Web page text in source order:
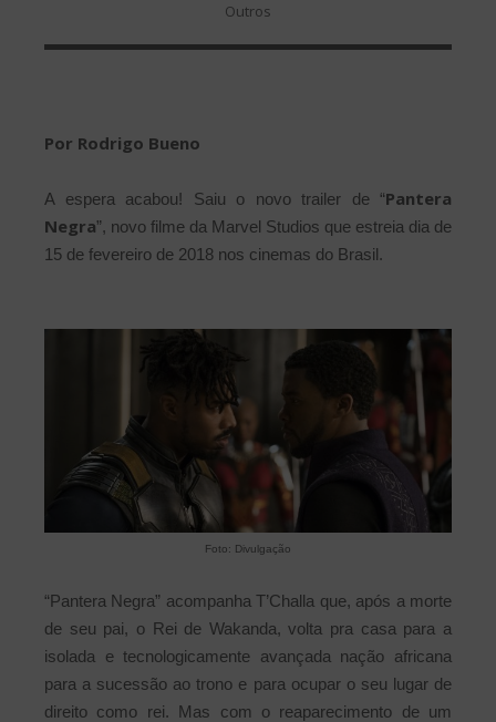
Outros
Por Rodrigo Bueno
A espera acabou! Saiu o novo trailer de “Pantera
Negra”, novo filme da Marvel Studios que estreia dia de
15 de fevereiro de 2018 nos cinemas do Brasil.
Foto: Divulgação
“Pantera Negra” acompanha T’Challa que, após a morte
de seu pai, o Rei de Wakanda, volta pra casa para a
isolada e tecnologicamente avançada nação africana
para a sucessão ao trono e para ocupar o seu lugar de
direito como rei. Mas com o reaparecimento de um